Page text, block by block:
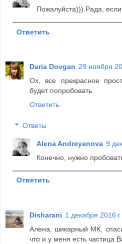
Пожалуйста))) Рада, если
Ответить
Daria Dovgan 29 ноября
Ох, все прекрасное
будет попробовать
Ответить
Ответы
Alena Andreyanova 9
Конечно, нужно
Ответить
Disharani 1 декабря 2016
Алена, шикарный МК,
что и у меня есть частица